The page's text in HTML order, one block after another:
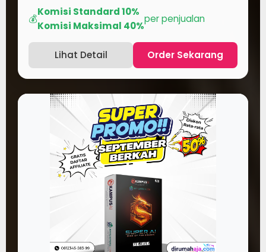
💰
Komisi Standard 10%
Komisi Maksimal 40%
per penjualan
Lihat Detail Order Sekarang